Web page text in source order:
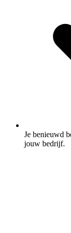
Je benieuwd
jouw bedrijf.